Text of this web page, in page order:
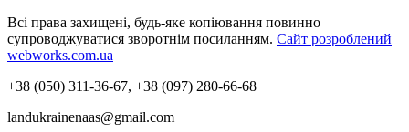
Всі права захищені, будь-яке копіювання повинно
супроводжуватися зворотнім посиланням. Сайт розроблений
webworks.com.ua
+38 (050) 311-36-67, +38 (097) 280-66-68
landukrainenaas@gmail.com